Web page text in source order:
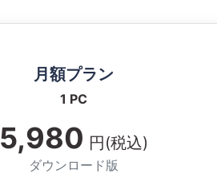
月額プラン
1 PC
5,980 円(税込)
ダウンロード版